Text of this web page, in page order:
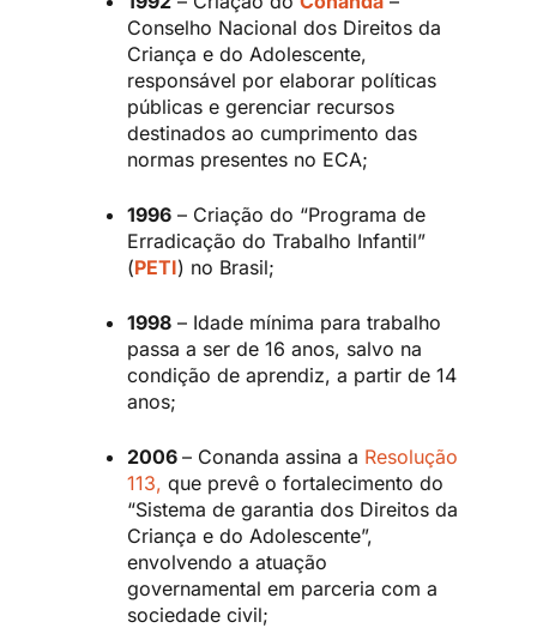
Conselho Nacional dos Direitos da
Criança e do Adolescente,
responsável por elaborar políticas
públicas e gerenciar recursos
destinados ao cumprimento das
normas presentes no ECA;
1996 – Criação do “Programa de
Erradicação do Trabalho Infantil”
(PETI) no Brasil;
1998 – Idade mínima para trabalho
passa a ser de 16 anos, salvo na
condição de aprendiz, a partir de 14
anos;
2006– Conanda assina a Resolução
113, que prevê o fortalecimento do
“Sistema de garantia dos Direitos da
Criança e do Adolescente”,
envolvendo a atuação
governamental em parceria com a
sociedade civil;